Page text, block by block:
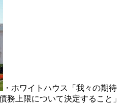
・ホワイトハウス「我々の期待
務上限について決定すること」